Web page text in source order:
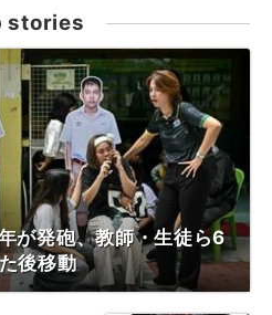
stories
が発砲、教師・生徒ら6
後移動